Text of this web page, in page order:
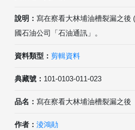
說明： 寫在察看大林埔油槽裂漏之後
國石油公司「石油通訊」。
資料類型： 剪輯資料
典藏號： 101-0103-011-023
品名： 寫在察看大林埔油槽裂漏之後
作者： 淩鴻勛